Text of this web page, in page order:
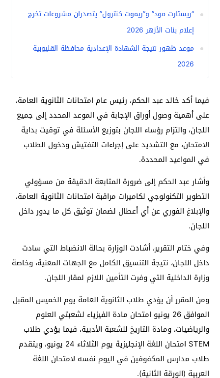
“ريستارت مود” و”ريموت كنترول” يتصدران مشروعات تخرج
إعلام بنات الأزهر 2026
موعد ظهور نتيجة الشهادة الإعدادية محافظة القليوبية
2026
فيما أكد خالد عبد الحكم، رئيس عام امتحانات الثانوية العامة،
على أهمية وصول أوراق الإجابة في الموعد المحدد إلى جميع
اللجان، والتزام رؤساء اللجان بتوزيع الأسئلة في توقيت بداية
الامتحان، مع التشديد على إجراءات التفتيش ودخول الطلاب
في المواعيد المحددة.
وأشار عبد الحكم إلى ضرورة المتابعة الدقيقة من مسؤولي
التطوير التكنولوجي لكاميرات مراقبة امتحانات الثانوية العامة،
والإبلاغ الفوري عن أي أعطال لضمان توثيق كل ما يدور داخل
اللجان.
وفي ختام التقرير، أشادت الوزارة بحالة الانضباط التي سادت
داخل اللجان، نتيجة التنسيق الكامل مع الجهات المعنية، وخاصة
وزارة الداخلية التي وفرت التأمين اللازم لمقار اللجان.
ومن المقرر أن يؤدي طلاب الثانوية العامة يوم الخميس المقبل
الموافق 26 يونيو امتحان مادة الفيزياء لشعبتي العلوم
والرياضيات، ومادة التاريخ للشعبة الأدبية، فيما يؤدي طلاب
STEM امتحان اللغة الإنجليزية يوم الثلاثاء 24 يونيو، ويتقدم
طلاب مدارس المكفوفين في اليوم نفسه لامتحان اللغة
العربية (الورقة الثانية).